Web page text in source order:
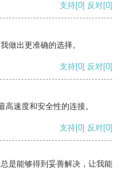
支持[0] 反对[0]
做出更准确的选择。
支持[0] 反对[0]
速度和安全性的连接。
支持[0] 反对[0]
是能够得到妥善解决，让我能